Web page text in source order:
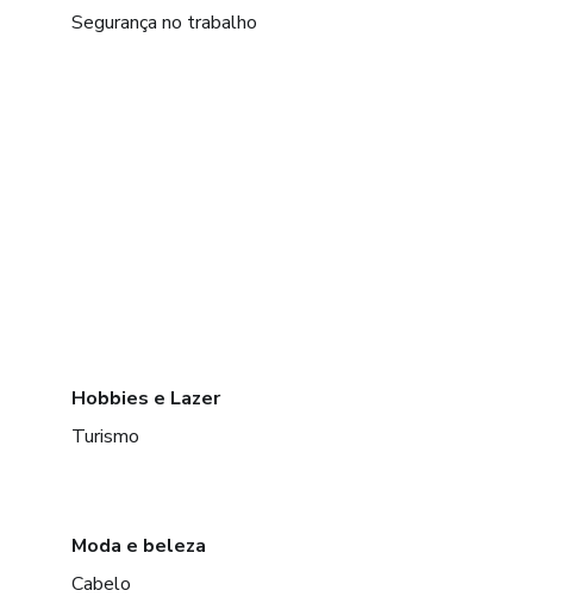
Segurança no trabalho
Hobbies e Lazer
Turismo
Moda e beleza
Cabelo